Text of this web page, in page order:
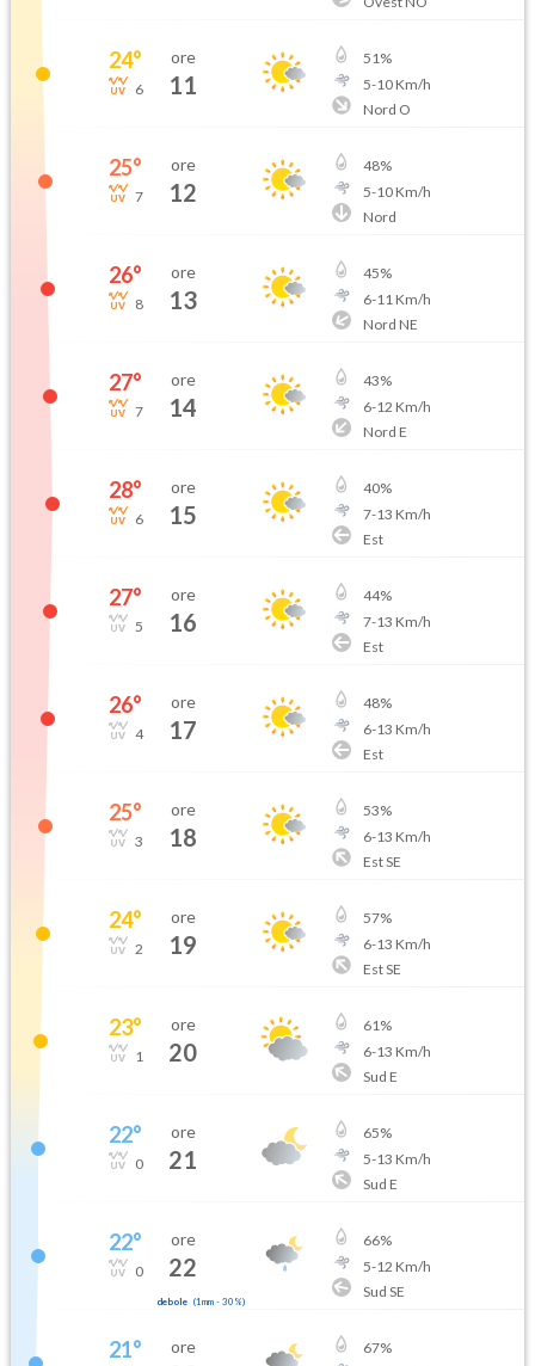
24°
6
ore
11
51%
5-10Km/h
Nord O
25°
7
ore
12
48%
5-10Km/h
Nord
26°
8
ore
13
45%
6-11 Km/h
Nord NE
27°
7
ore
14
43%
6-12 Km/h
Nord E
28°
6
ore
15
40%
7-13 Km/h
Est
27°
5
ore
16
44%
7-13 Km/h
Est
26°
4
ore
17
48%
6-13 Km/h
Est
25°
3
ore
18
53%
6-13 Km/h
Est SE
24°
2
ore
19
57%
6-13 Km/h
Est SE
23°
1
ore
20
61%
6-13 Km/h
Sud E
22°
0
ore
21
65%
5-13 Km/h
Sud E
22°
0
ore
22
debole (1mm- 30 %)
66%
5-12 Km/h
Sud SE
21° ore 67%